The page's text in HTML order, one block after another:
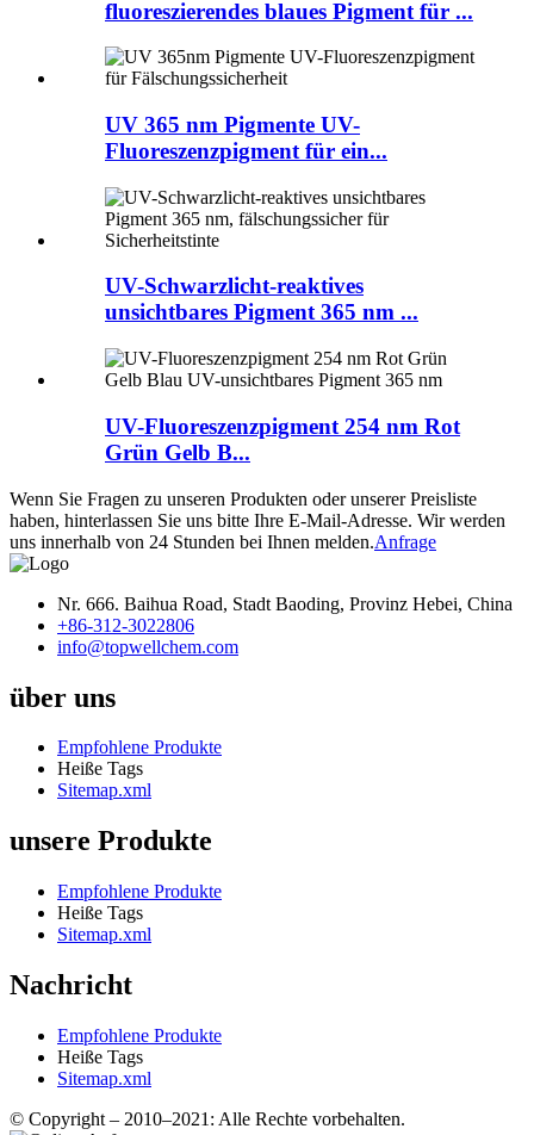
fluoreszierendes blaues Pigment für ...
UV 365 nm Pigmente UV-
Fluoreszenzpigment für ein...
UV-Schwarzlicht-reaktives
unsichtbares Pigment 365 nm ...
UV-Fluoreszenzpigment 254 nm Rot
Grün Gelb B...
Wenn Sie Fragen zu unseren Produkten oder unserer Preisliste
haben, hinterlassen Sie uns bitte Ihre E-Mail-Adresse. Wir werden
uns innerhalb von 24 Stunden bei Ihnen melden.Anfrage
Nr. 666. Baihua Road, Stadt Baoding, Provinz Hebei, China
+86-312-3022806
info@topwellchem.com
über uns
Empfohlene Produkte
Heiße Tags
Sitemap.xml
unsere Produkte
Empfohlene Produkte
Heiße Tags
Sitemap.xml
Nachricht
Empfohlene Produkte
Heiße Tags
Sitemap.xml
© Copyright – 2010–2021: Alle Rechte vorbehalten.